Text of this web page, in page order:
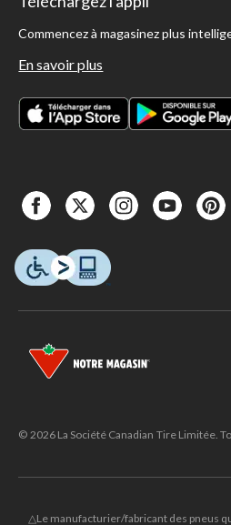
Commencez à magasinez plus
En savoir plus
© 2026 La Société Canadian Tire Limitée.
△Le manufacturier/fabricant des pneus